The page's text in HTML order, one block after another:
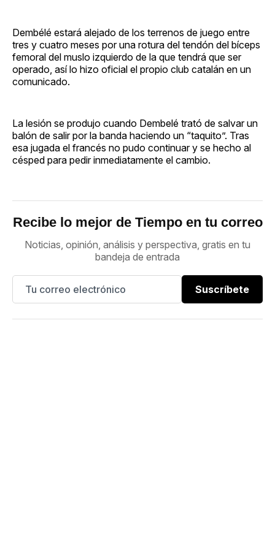
Dembélé estará alejado de los terrenos de juego entre
tres y cuatro meses por una rotura del tendón del bíceps
femoral del muslo izquierdo de la que tendrá que ser
operado, así lo hizo oficial el propio club catalán en un
comunicado.
La lesión se produjo cuando Dembelé trató de salvar un
balón de salir por la banda haciendo un “taquito”. Tras
esa jugada el francés no pudo continuar y se hecho al
césped para pedir inmediatamente el cambio.
Recibe lo mejor de Tiempo en tu correo
Noticias, opinión, análisis y perspectiva, gratis en tu
bandeja de entrada
Suscríbete